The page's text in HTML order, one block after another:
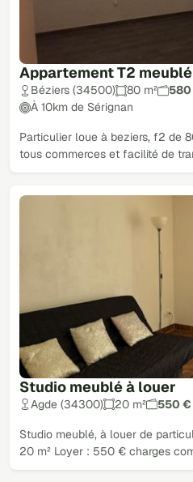
Appartement T2
Béziers (34500) 80 m²
À 10km de Sérignan
Particulier loue à beziers, f2 de
tous commerces et facilité de
Studio meublé à louer
Agde (34300) 20 m² 550
Studio meublé, à louer de
20 m² Loyer : 550 € charges